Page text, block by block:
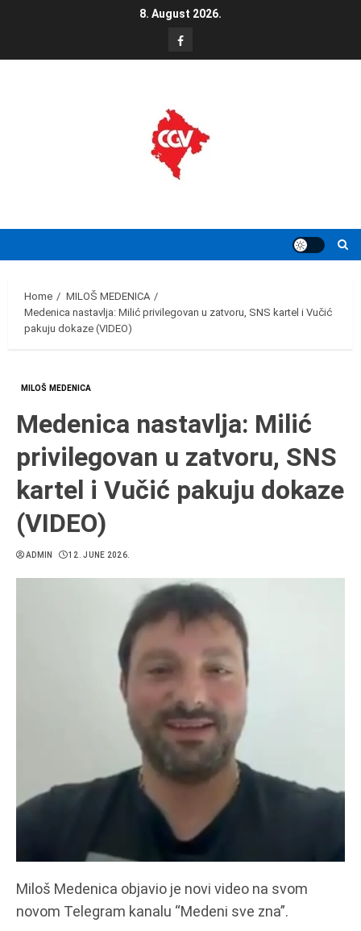
8. August 2026.
FB
Home
MILOŠ MEDENICA
Medenica nastavlja: Milić privilegovan u zatvoru, SNS kartel i Vučić
pakuju dokaze (VIDEO)
MILOŠ MEDENICA
Medenica nastavlja: Milić
privilegovan u zatvoru, SNS
kartel i Vučić pakuju dokaze
(VIDEO)
ADMIN 12. JUNE 2026.
Miloš Medenica objavio je novi video na svom
novom Telegram kanalu “Medeni sve zna”.